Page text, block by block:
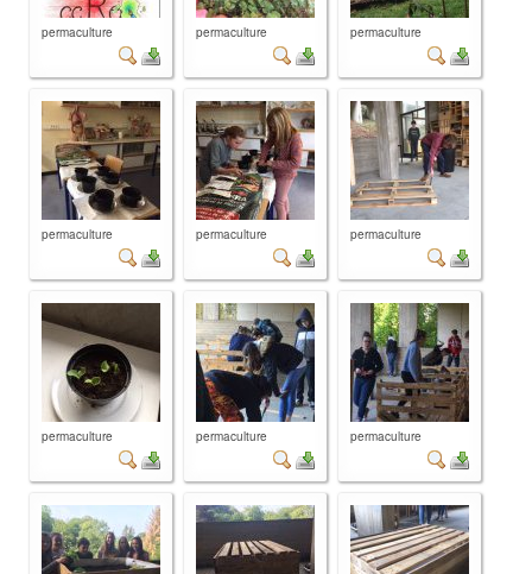
permaculture permaculture permaculture
permaculture permaculture permaculture
permaculture permaculture permaculture